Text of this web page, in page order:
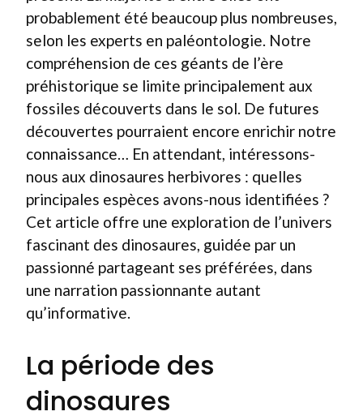
probablement été beaucoup plus nombreuses,
selon les experts en paléontologie. Notre
compréhension de ces géants de l’ère
préhistorique se limite principalement aux
fossiles découverts dans le sol. De futures
découvertes pourraient encore enrichir notre
connaissance… En attendant, intéressons-
nous aux dinosaures herbivores : quelles
principales espèces avons-nous identifiées ?
Cet article offre une exploration de l’univers
fascinant des dinosaures, guidée par un
passionné partageant ses préférées, dans
une narration passionnante autant
qu’informative.
La période des
dinosaures